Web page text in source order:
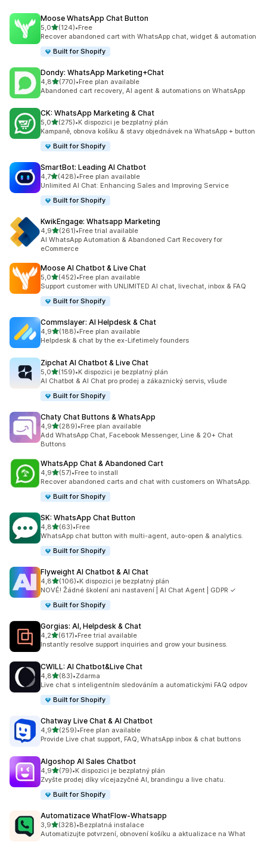
Moose WhatsApp Chat Button
5,0z 5 hvězd
(124)
Celkový počet recenzí: 124
•Free
Recover abandoned cart with WhatsApp chat, widget & automation
Built for Shopify
Dondy: WhatsApp Marketing+Chat
4,8z 5 hvězd
(770)
Celkový počet recenzí: 770
•Free plan available
Abandoned cart recovery, AI agent & automations on WhatsApp
CK: WhatsApp Marketing & Chat
5,0z 5 hvězd
(275)
Celkový počet recenzí: 275
•K dispozici je bezplatný plán
Kampaně, obnova košíku & stavy objednávek na WhatsApp + button
Built for Shopify
SmartBot: Leading AI Chatbot
4,7z 5 hvězd
(428)
Celkový počet recenzí: 428
•Free plan available
Unlimited AI Chat: Enhancing Sales and Improving Service
Built for Shopify
KwikEngage: Whatsapp Marketing
4,9z 5 hvězd
(261)
Celkový počet recenzí: 261
•Free trial available
AI WhatsApp Automation & Abandoned Cart Recovery for
eCommerce
Moose AI Chatbot & Live Chat
5,0z 5 hvězd
(452)
Celkový počet recenzí: 452
•Free plan available
Support customer with UNLIMITED AI chat, livechat, inbox & FAQ
Built for Shopify
Commslayer: AI Helpdesk & Chat
4,9z 5 hvězd
(188)
Celkový počet recenzí: 188
•Free plan available
Helpdesk & chat by the ex-Lifetimely founders
Zipchat AI Chatbot & Live Chat
5,0z 5 hvězd
(159)
Celkový počet recenzí: 159
•K dispozici je bezplatný plán
AI Chatbot & AI Chat pro prodej a zákaznický servis, všude
Built for Shopify
Chaty Chat Buttons & WhatsApp
4,9z 5 hvězd
(289)
Celkový počet recenzí: 289
•Free plan available
Add WhatsApp Chat, Facebook Messenger, Line & 20+ Chat
Buttons
WhatsApp Chat & Abandoned Cart
4,9z 5 hvězd
(57)
Celkový počet recenzí: 57
•Free to install
Recover abandoned carts and chat with customers on WhatsApp.
Built for Shopify
SK: WhatsApp Chat Button
4,8z 5 hvězd
(63)
Celkový počet recenzí: 63
•Free
WhatsApp chat button with multi-agent, auto-open & analytics.
Built for Shopify
Flyweight AI Chatbot & AI Chat
4,8z 5 hvězd
(106)
Celkový počet recenzí: 106
•K dispozici je bezplatný plán
NOVÉ! Žádné školení ani nastavení | AI Chat Agent | GDPR ✓
Built for Shopify
Gorgias: AI, Helpdesk & Chat
4,2z 5 hvězd
(617)
Celkový počet recenzí: 617
•Free trial available
Instantly resolve support inquiries and grow your business.
CWILL: AI Chatbot&Live Chat
4,8z 5 hvězd
(83)
Celkový počet recenzí: 83
•Zdarma
Live chat s inteligentním sledováním a automatickými FAQ odpov
Built for Shopify
Chatway Live Chat & AI Chatbot
4,9z 5 hvězd
(259)
Celkový počet recenzí: 259
•Free plan available
Provide Live chat support, FAQ, WhatsApp inbox & chat buttons
Algoshop AI Sales Chatbot
4,9z 5 hvězd
(79)
Celkový počet recenzí: 79
•K dispozici je bezplatný plán
Zvyšte prodej díky vícejazyčné AI, brandingu a live chatu.
Built for Shopify
Automatizace WhatFlow‑Whatsapp
3,9z 5 hvězd
(328)
Celkový počet recenzí: 328
•Bezplatná instalace
Automatizujte potvrzení, obnovení košíku a aktualizace na What